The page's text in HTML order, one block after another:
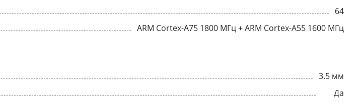
64
ARM Cortex-A75 1800 МГц + ARM Cortex-A55 1600 МГц
3.5 мм
Да